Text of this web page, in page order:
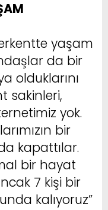
yaşam
da bir
olduklarını
sakinleri,
yok.
bir
kapattılar.
bir hayat
7 kişi bir
kalıyoruz”